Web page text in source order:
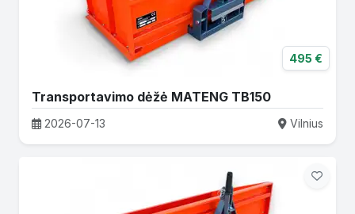
495 €
Transportavimo dėžė MATENG TB150
2026-07-13 Vilnius